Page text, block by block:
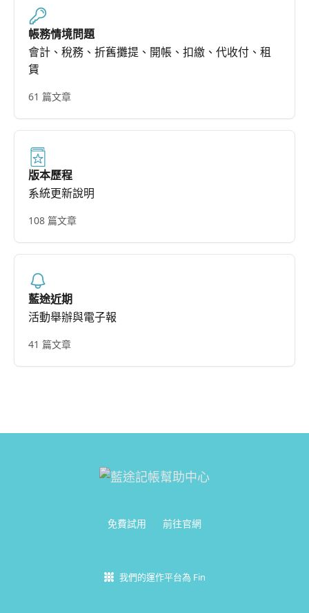
帳務情境問題
會計、稅務、折舊攤提、開帳、扣繳、代收付、租
賃
61 篇文章
版本歷程
系統更新說明
108 篇文章
藍途近期
活動舉辦與電子報
41 篇文章
免費試用 前往官網
我們的運作平台為 Fin